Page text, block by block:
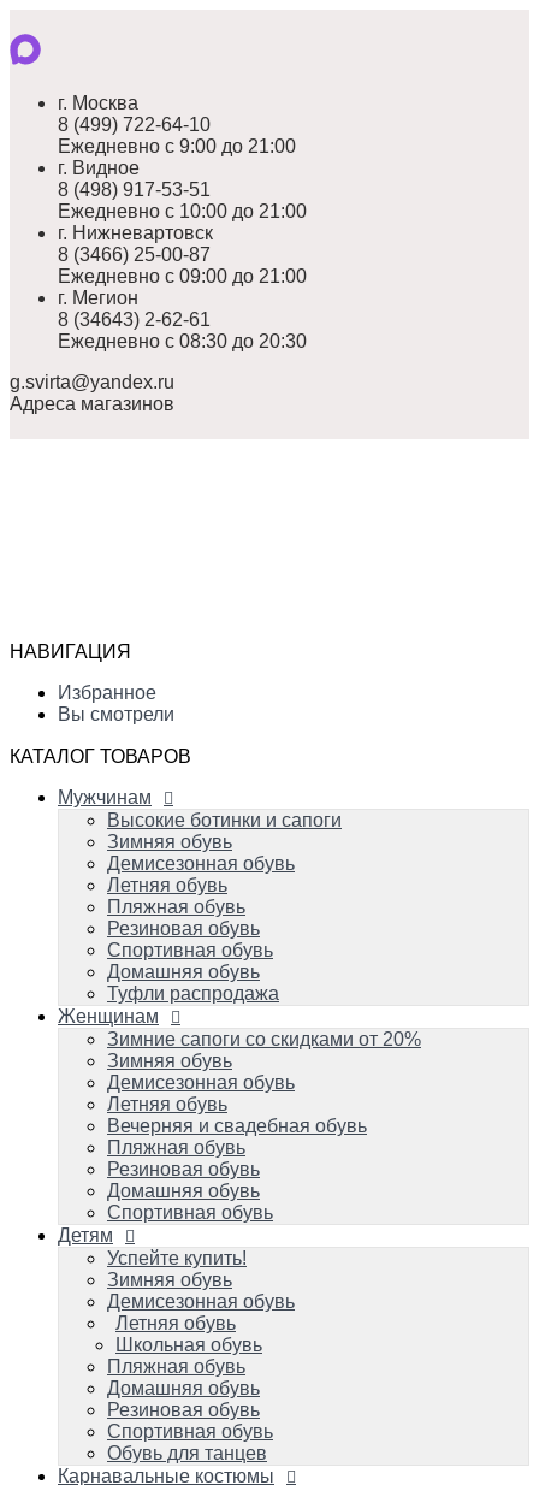
г. Москва
8 (499) 722-64-10
Ежедневно с 9:00 до 21:00
г. Видное
8 (498) 917-53-51
Ежедневно с 10:00 до 21:00
г. Нижневартовск
8 (3466) 25-00-87
Ежедневно с 09:00 до 21:00
г. Мегион
8 (34643) 2-62-61
Ежедневно с 08:30 до 20:30
g.svirta@yandex.ru
Адреса магазинов
Летняя обувь
Пляжная обувь
Резиновая обувь
Спортивная обувь
Домашняя обувь
Туфли распродажа
Зимние сапоги со скидками от 20%
Зимняя обувь
Демисезонная обувь
Летняя обувь
Вечерняя и свадебная обувь
Пляжная обувь
Резиновая обувь
Домашняя обувь
Спортивная обувь
Детям
Успейте купить!
Зимняя обувь
Демисезонная обувь
Летняя обувь
Школьная обувь
Пляжная обувь
Домашняя обувь
Резиновая обувь
Спортивная обувь
Обувь для танцев
Карнавальные костюмы
Детские костюмы
Карнавальные костюмы до 1000р!
Костюмы для взрослых
Костюмы по разделам
Костюмы Деда Мороза и Снегурочки
Костюмы профессий и военных игровые
Костюмы карнавальные к масленице
Костюмы зверей карнавальные
Костюмы героев популярных мультиков
и фильмов/супергерои
Костюмы сказочных персонажей для
НАВИГАЦИЯ
Избранное
Вы смотрели
КАТАЛОГ ТОВАРОВ
Мужчинам
Высокие ботинки и сапоги
Зимняя обувь
Демисезонная обувь
Летняя обувь
Пляжная обувь
Резиновая обувь
Спортивная обувь
Домашняя обувь
Туфли распродажа
Женщинам
Зимние сапоги со скидками от 20%
Зимняя обувь
Демисезонная обувь
Летняя обувь
Вечерняя и свадебная обувь
Пляжная обувь
Резиновая обувь
Домашняя обувь
Спортивная обувь
Детям
Успейте купить!
Зимняя обувь
Демисезонная обувь
Летняя обувь
Школьная обувь
Пляжная обувь
Домашняя обувь
Резиновая обувь
Спортивная обувь
Обувь для танцев
Карнавальные костюмы